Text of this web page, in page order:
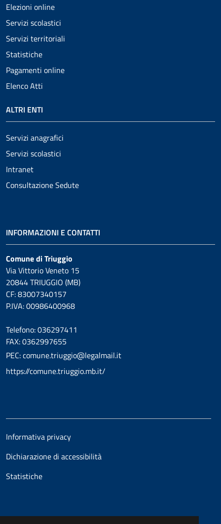
Elezioni online
Servizi scolastici
Servizi territoriali
Statistiche
Pagamenti online
Elenco Atti
ALTRI ENTI
Servizi anagrafici
Servizi scolastici
Intranet
Consultazione Sedute
INFORMAZIONI E CONTATTI
Comune di Triuggio
Via Vittorio Veneto 15
20844 TRIUGGIO (MB)
CF: 83007340157
P.IVA: 00986400968
Telefono: 036297411
FAX: 0362997655
PEC: comune.triuggio@legalmail.it
https://comune.triuggio.mb.it/
Informativa privacy
Dichiarazione di accessibilità
Statistiche